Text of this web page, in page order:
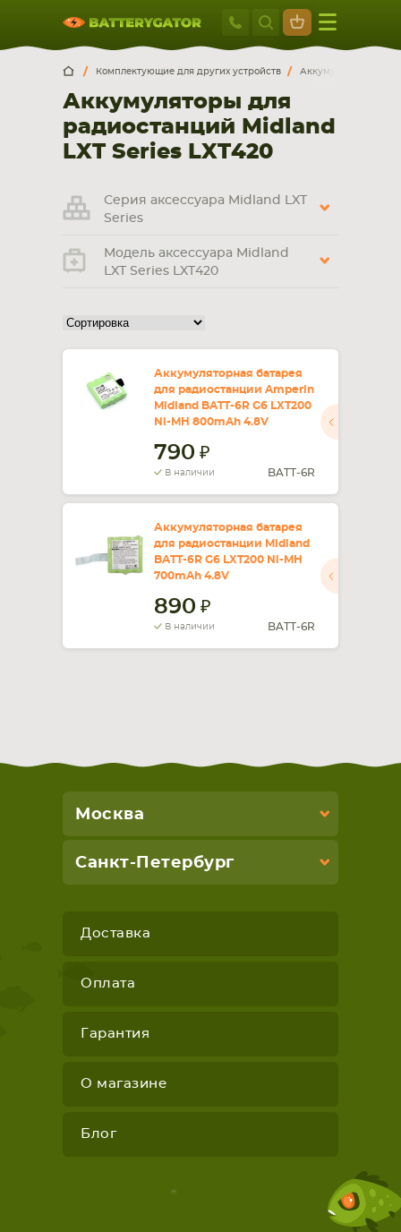
Москва
+7 495 414
Москва
г. Москва, ул. Ткацкая, 5с3 (м. Семеновская)
5 мин. ходьбы от ст.м. “Семеновская”
+7 495 414 28 59
9:00-21:00
смартфона, планшета
Комплектующие для других устройств Аккумуляторы для
Аккумуляторы для
радиостанций Midland
LXT Series LXT420
Серия аксессуара Midland LXT
Series
Модель аксессуара Midland
LXT Series LXT420
Аккумуляторная батарея
для радиостанции Amperin
Midland BATT-6R G6 LXT200
Ni-MH 800mAh 4.8V
790
В наличии BATT-6R
Аккумуляторная батарея
для радиостанции Midland
BATT-6R G6 LXT200 Ni-MH
700mAh 4.8V
890
В наличии BATT-6R
Москва
Санкт-Петербург
Доставка
Оплата
Гарантия
О магазине
Блог